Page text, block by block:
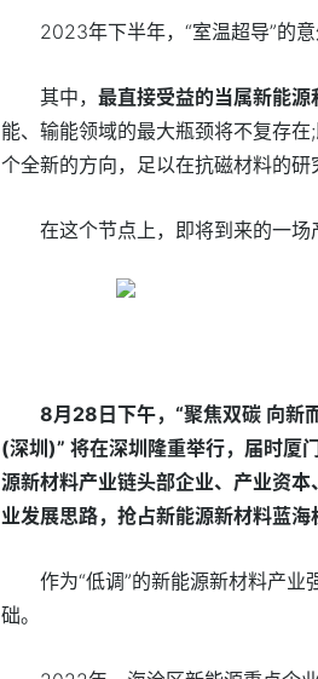
2023年下半年，“室温超导”的
其中， 最直接受益的当属新能源
能、输能领域的最大瓶颈将不复存
个全新的方向，足以在抗磁材料的研
在这个节点上，即将到来的一
8月28日下午，“聚焦双碳 向
(深圳)” 将在深圳隆重举行，届时厦
源新材料产业链头部企业、产业资
业发展思路，抢占新能源新材料蓝海
作为“低调”的新能源新材料产
础。